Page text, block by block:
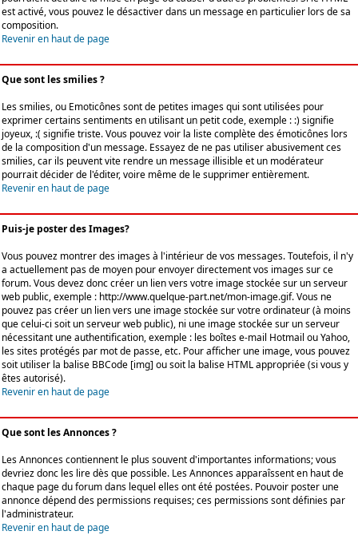
est activé, vous pouvez le désactiver dans un message en particulier lors de sa
composition.
Revenir en haut de page
Que sont les smilies ?
Les smilies, ou Emoticônes sont de petites images qui sont utilisées pour
exprimer certains sentiments en utilisant un petit code, exemple : :) signifie
joyeux, :( signifie triste. Vous pouvez voir la liste complète des émoticônes lors
de la composition d'un message. Essayez de ne pas utiliser abusivement ces
smilies, car ils peuvent vite rendre un message illisible et un modérateur
pourrait décider de l'éditer, voire même de le supprimer entièrement.
Revenir en haut de page
Puis-je poster des Images?
Vous pouvez montrer des images à l'intérieur de vos messages. Toutefois, il n'y
a actuellement pas de moyen pour envoyer directement vos images sur ce
forum. Vous devez donc créer un lien vers votre image stockée sur un serveur
web public, exemple : http://www.quelque-part.net/mon-image.gif. Vous ne
pouvez pas créer un lien vers une image stockée sur votre ordinateur (à moins
que celui-ci soit un serveur web public), ni une image stockée sur un serveur
nécessitant une authentification, exemple : les boîtes e-mail Hotmail ou Yahoo,
les sites protégés par mot de passe, etc. Pour afficher une image, vous pouvez
soit utiliser la balise BBCode [img] ou soit la balise HTML appropriée (si vous y
êtes autorisé).
Revenir en haut de page
Que sont les Annonces ?
Les Annonces contiennent le plus souvent d'importantes informations; vous
devriez donc les lire dès que possible. Les Annonces apparaîssent en haut de
chaque page du forum dans lequel elles ont été postées. Pouvoir poster une
annonce dépend des permissions requises; ces permissions sont définies par
l'administrateur.
Revenir en haut de page